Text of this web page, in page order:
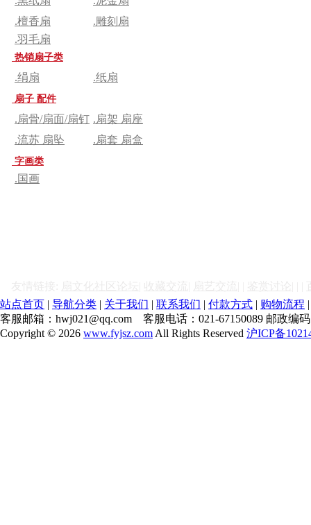
.檀香扇
.雕刻扇
.羽毛扇
热销扇子类
.绢扇 .纸扇
扇子 配件
.扇骨/扇面/扇钉 .扇架 扇座
.流苏 扇坠
.扇套 扇盒
字画类
.国画
站点首页 | 导航分类 | 关于我们 | 联系我们 | 付款方式 | 购物流程
客服邮箱：hwj021@qq.com 客服电话：021-67150089 邮政编
Copyright © 2026 www.fyjsz.com All Rights Reserved 沪ICP备